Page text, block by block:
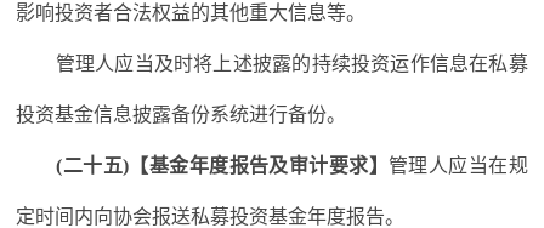
影响投资者合法权益的其他重大信息等。
管理人应当及时将上述披露的持续投资运作信息在私募
投资基金信息披露备份系统进行备份。
(二十五)【基金年度报告及审计要求】 管理人应当在规
定时间内向协会报送私募投资基金年度报告。